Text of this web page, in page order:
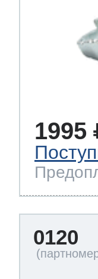
1995
0120